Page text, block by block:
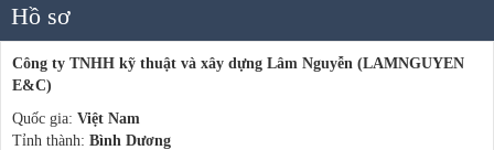
Hồ sơ
Công ty TNHH kỹ thuật và xây dựng Lâm Nguyễn (LAMNGUYEN
E&C)
Quốc gia: Việt Nam
Tỉnh thành: Bình Dương